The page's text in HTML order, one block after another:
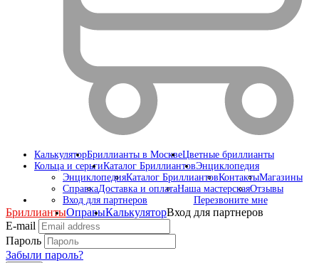
КалькуляторБриллианты в МосквеЦветные бриллианты
Кольца и серьгиКаталог БриллиантовЭнциклопедия
ЭнциклопедияКаталог БриллиантовКонтактыМагазины
СправкаДоставка и оплатаНаша мастерскаяОтзывы
Вход для партнеров
Перезвоните мне
БриллиантыОправыКалькуляторВход для партнеров
E-mail
Пароль
Забыли пароль?